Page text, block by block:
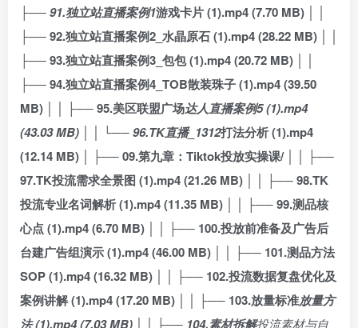
├── 91.独立站直播案例1游戏卡片 (1).mp4 (7.70 MB) │ │
├── 92.独立站直播案例2_水晶原石 (1).mp4 (28.22 MB) │ │
├── 93.独立站直播案例3_包包 (1).mp4 (20.72 MB) │ │
├── 94.独立站直播案例4_TOB散装珠子 (1).mp4 (39.50
MB) │ │ ├── 95.美区联盟广场达人直播案例5 (1).mp4
(43.03 MB) │ │ └── 96.TK直播_1312打法分析 (1).mp4
(12.14 MB) │ ├── 09.第九章：Tiktok投放实操课/ │ │ ├──
97.TK投流需求全景图 (1).mp4 (21.26 MB) │ │ ├── 98.TK
投流专业名词解析 (1).mp4 (11.35 MB) │ │ ├── 99.测品核
心点 (1).mp4 (6.70 MB) │ │ ├── 100.投放前准备及广告后
台建广告组演示 (1).mp4 (46.00 MB) │ │ ├── 101.测品方法
SOP (1).mp4 (16.32 MB) │ │ ├── 102.投流数据复盘优化及
案例讲解 (1).mp4 (17.20 MB) │ │ ├── 103.放量标准放量方
法 (1).mp4 (7.03 MB) │ │ ├── 104.素材拆解投流素材与自